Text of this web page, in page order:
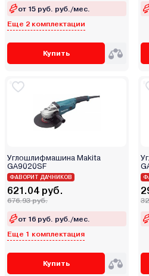
Forward
FTL
Garvill
Graphite
Handtek
Hanskonner
Hiper
Hitachi
Hyundai
INGCO
Jadever
JCB
Katana
Katana Japan
от 15 руб. руб./мес.
Еще 2 комплектации
Купить
Углошлифмашина Makita
GA9020SF
ФАВОРИТ ДАЧНИКОВ
621.04 руб.
676.93 руб.
от 16 руб. руб./мес.
Еще 1 комплектация
Купить